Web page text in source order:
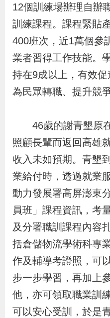
服
務
專
區
上
申
辦
宣
導
專
區
12個訓練場辦理自辦
訓練課程。課程緊貼
400班次，近1萬個參
業者習得工作技能。
持在9成以上，有效
為民眾轉職、提升競
46歲的謝青墾原在
照顧長輩而返回高雄
收入未如預期。青墾
業給付時，透過就業
動力發展署高屏澎東
員班」課程資訊，考
及分署職訓課程內容
括倉儲物流學術科專
作及輔導考證照，可
步一步學習，再加上
他，亦可領取職業訓
可以安心受訓，於是